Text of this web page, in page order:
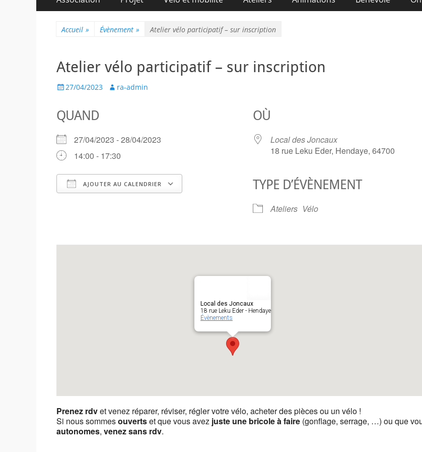
principal
Accueil » Évènement » Atelier vélo participatif – sur inscription
Atelier vélo participatif – sur inscription
Posted
27/04/2023 Author
ra-admin
QUAND
27/04/2023 - 28/04/2023
14:00 - 17:30
AJOUTER AU CALENDRIER
Calendrier Google
OÙ
Local des Joncaux
18 rue Leku Eder, Hendaye, 64700
TYPE D’ÉVÈNEMENT
Ateliers Vélo
Local des Joncaux
18 rue Leku Eder - Hendaye
Évènements
Prenez rdvet venez réparer, réviser, régler votre vélo, acheter des pièces ou un vélo !
Si nous sommesouvertset que vous avez juste une bricole à faire (gonflage, serrage, …) ou que
autonomes, venez sans rdv.